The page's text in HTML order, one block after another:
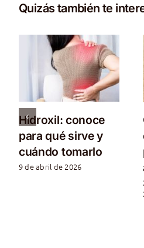
Quizás también te
Hidroxil: conoce
para qué sirve y
cuándo tomarlo
9 de abril de 2026